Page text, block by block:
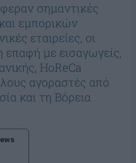
σημαντικές
εμπορικών
εταιρείες, οι
επαφή με εισαγωγείς,
HoReCa
αγοραστές από
και τη Βόρεια